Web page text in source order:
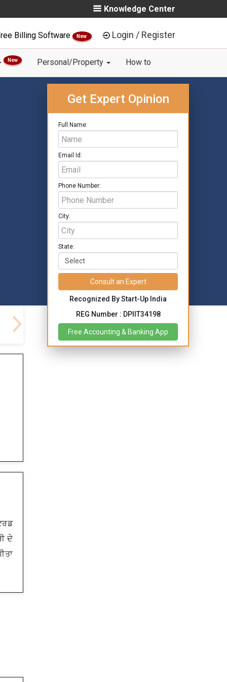
Knowledge Center
Billing Software New Login / Register
New Personal/Property How to
Get Expert Opinion
Full Name:
Email Id:
Phone Number:
City:
State:
Consult an Expert
Recognized By Start-Up India
REG Number : DPIIT34198
Free Accounting & Banking App
ਦੇ